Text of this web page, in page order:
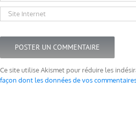
Ce site utilise Akismet pour réduire les
façon dont les données de vos